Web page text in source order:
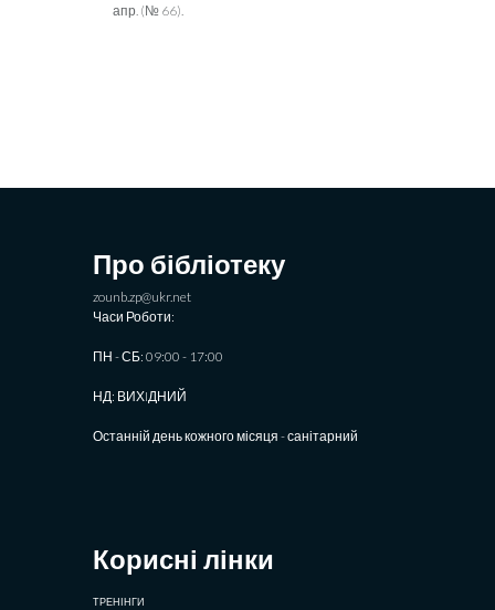
апр. (№ 66).
Про бібліотеку
zounb.zp@ukr.net
Часи Роботи:
ПН - СБ: 09:00 - 17:00
НД: ВИХIДНИЙ
Останній день кожного місяця - санітарний
Корисні лінки
ТРЕНІНГИ